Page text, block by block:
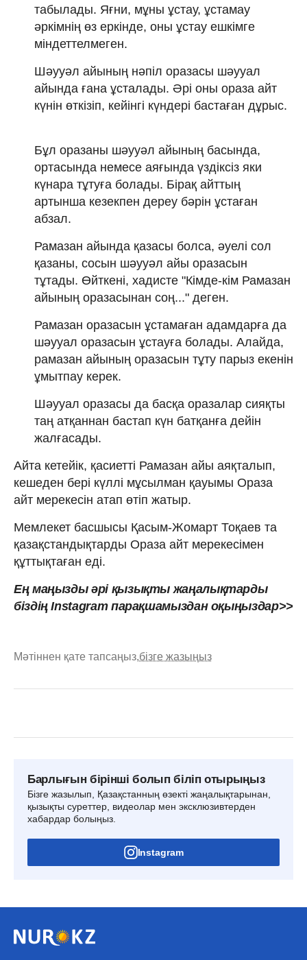
табылады. Яғни, мұны ұстау, ұстамау
әркімнің өз еркінде, оны ұстау ешкімге
міндеттелмеген.
Шәууәл айының нәпіл оразасы шәууал
айында ғана ұсталады. Әрі оны ораза айт
күнін өткізіп, кейінгі күндері бастаған дұрыс.
Бұл оразаны шәууәл айының басында,
ортасында немесе аяғында үздіксіз яки
күнара тұтуға болады. Бірақ айттың
артынша кезекпен дереу бәрін ұстаған
абзал.
Рамазан айында қазасы болса, әуелі сол
қазаны, сосын шәууәл айы оразасын
тұтады. Өйткені, хадисте "Кімде-кім Рамазан
айының оразасынан соң..." деген.
Рамазан оразасын ұстамаған адамдарға да
шәууал оразасын ұстауға болады. Алайда,
рамазан айының оразасын тұту парыз екенін
ұмытпау керек.
Шәууал оразасы да басқа оразалар сияқты
таң атқаннан бастап күн батқанға дейін
жалғасады.
Айта кетейік, қасиетті Рамазан айы аяқталып,
кешеден бері күллі мұсылман қауымы Ораза
айт мерекесін атап өтіп жатыр.
Мемлекет басшысы Қасым-Жомарт Тоқаев та
қазақстандықтарды Ораза айт мерекесімен
құттықтаған еді.
Ең маңызды әрі қызықты жаңалықтарды
біздің Instagram парақшамыздан оқыңыздар>>
Мәтіннен қате тапсаңыз,бізге жазыңыз
Барлығын бірінші болып біліп отырыңыз
Бізге жазылып, Қазақстанның өзекті жаңалықтарынан,
қызықты суреттер, видеолар мен эксклюзивтерден
хабардар болыңыз.
Instagram